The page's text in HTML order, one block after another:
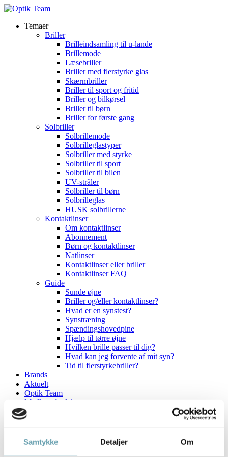
Samtykke Detaljer Om
Temaer
Briller
Brilleindsamling til u-lande
Brillemode
Læsebriller
Briller med flerstyrke glas
Skærmbriller
Briller til sport og fritid
Briller og bilkørsel
Briller til børn
Briller for første gang
Solbriller
Solbrillemode
Solbrilleglastyper
Solbriller med styrke
Solbriller til sport
Solbriller til bilen
UV-stråler
Solbriller til børn
Solbrilleglas
HUSK solbrillerne
Kontaktlinser
Om kontaktlinser
Abonnement
Børn og kontaktlinser
Natlinser
Kontaktlinser eller briller
Kontaktlinser FAQ
Guide
Sunde øjne
Briller og/eller kontaktlinser?
Hvad er en synstest?
Synstræning
Spændingshovedpine
Hjælp til tørre øjne
Hvilken brille passer til dig?
Hvad kan jeg forvente af mit syn?
Tid til flerstyrkebriller?
Brands
Aktuelt
Optik Team
Medlemsfordele
Delbetaling
Fast Løbetid Plus
Fast Løbetid Fri
Kontakt